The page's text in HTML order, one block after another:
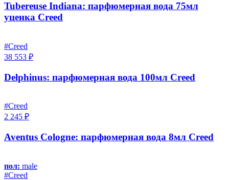
Tubereuse Indiana: парфюмерная вода 75мл
уценка Creed
#Creed
38 553 ₽
Delphinus: парфюмерная вода 100мл Creed
#Creed
2 245 ₽
Aventus Cologne: парфюмерная вода 8мл Creed
пол: male
#Creed